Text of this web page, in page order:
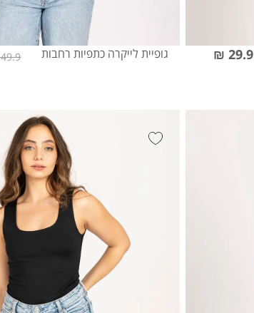
29.9 ₪ גופיית לייקרה כתפיות רחבות 49.9 ₪